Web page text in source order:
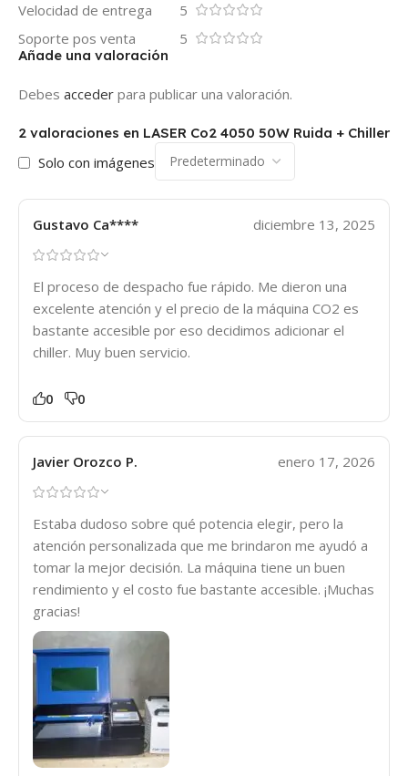
Velocidad de entrega
5
Soporte pos venta
5
2 valoraciones en LASER Co2 4050 50W Ruida + Chiller
Solo con imágenes
Gustavo Ca**** diciembre 13, 2025
El proceso de despacho fue rápido. Me dieron una
excelente atención y el precio de la máquina CO2 es
bastante accesible por eso decidimos adicionar el
chiller. Muy buen servicio.
0 0
Javier Orozco P. enero 17, 2026
Estaba dudoso sobre qué potencia elegir, pero la
atención personalizada que me brindaron me ayudó a
tomar la mejor decisión. La máquina tiene un buen
rendimiento y el costo fue bastante accesible. ¡Muchas
gracias!
Añade una valoración
Debes acceder para publicar una valoración.